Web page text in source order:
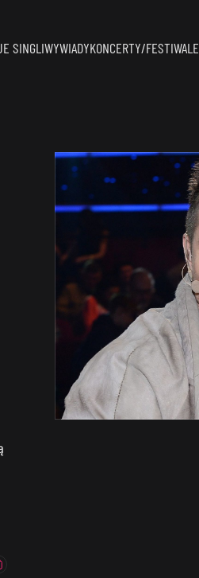
SINGLIWYWIADYKONCERTY/FESTIWALE